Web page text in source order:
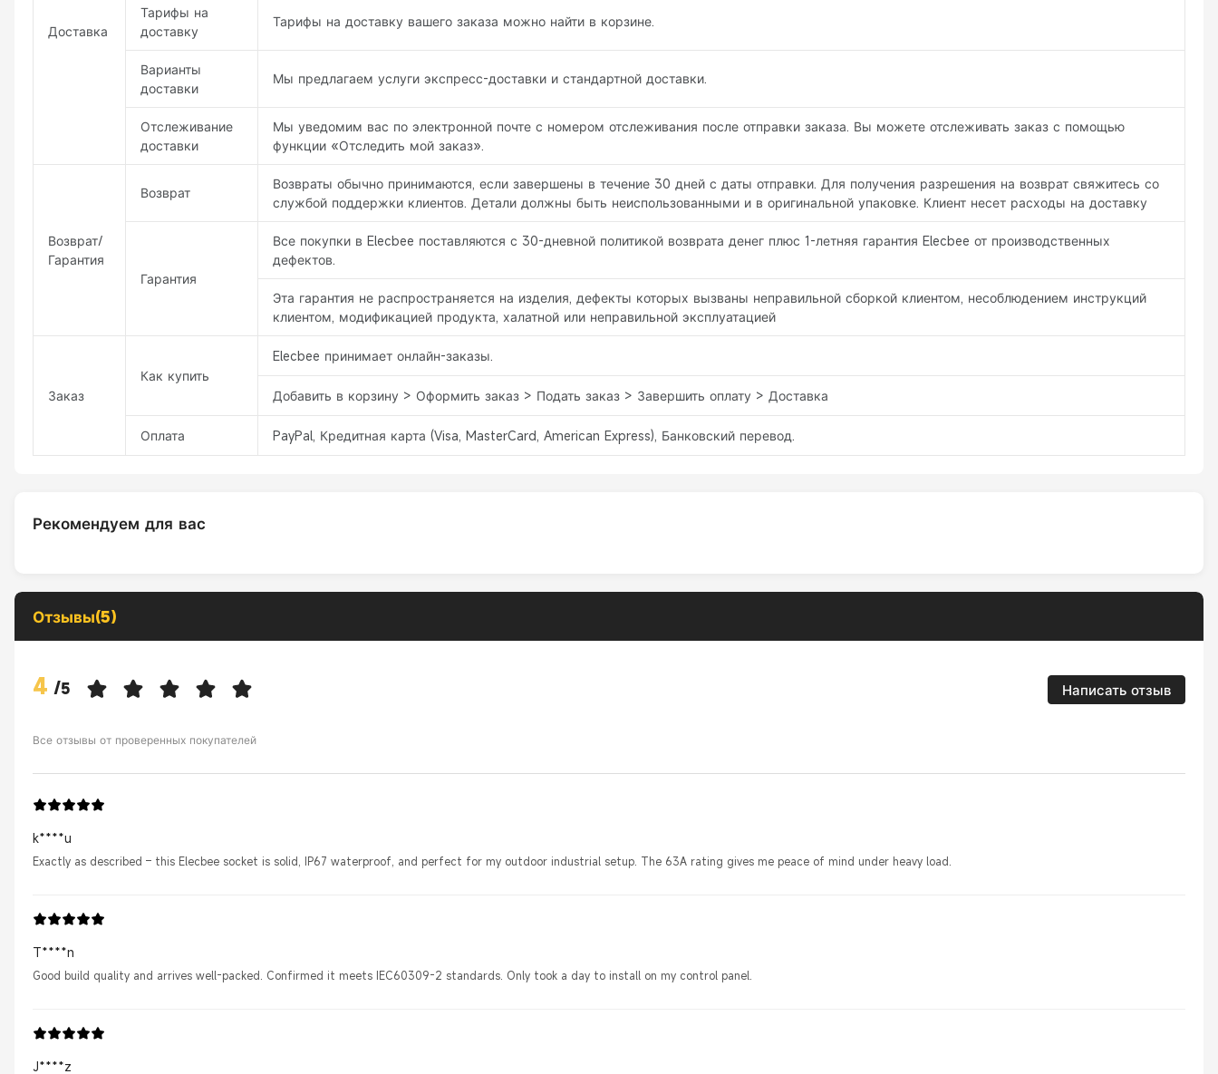
Доставка
Тарифы на
доставку
Тарифы на доставку вашего заказа можно найти в корзине.
Варианты
доставки
Мы предлагаем услуги экспресс-доставки и стандартной доставки.
Отслеживание
доставки
Мы уведомим вас по электронной почте с номером отслеживания после отправки заказа. Вы можете отслеживать заказ с помощью
функции «Отследить мой заказ».
Возврат/
Гарантия
Возврат
Возвраты обычно принимаются, если завершены в течение 30 дней с даты отправки. Для получения разрешения на возврат свяжитесь со
службой поддержки клиентов. Детали должны быть неиспользованными и в оригинальной упаковке. Клиент несет расходы на доставку
Гарантия
Все покупки в Elecbee поставляются с 30-дневной политикой возврата денег плюс 1-летняя гарантия Elecbee от производственных
дефектов.
Эта гарантия не распространяется на изделия, дефекты которых вызваны неправильной сборкой клиентом, несоблюдением инструкций
клиентом, модификацией продукта, халатной или неправильной эксплуатацией
Заказ
Как купить
Elecbee принимает онлайн-заказы.
Добавить в корзину > Оформить заказ > Подать заказ > Завершить оплату > Доставка
Оплата PayPal, Кредитная карта (Visa, MasterCard, American Express), Банковский перевод.
Рекомендуем для вас
Отзывы(5)
4 /5 Написать отзыв
Все отзывы от проверенных покупателей
k****u
Exactly as described – this Elecbee socket is solid, IP67 waterproof, and perfect for my outdoor industrial setup. The 63A rating gives me peace of mind under heavy load.
T****n
Good build quality and arrives well-packed. Confirmed it meets IEC60309-2 standards. Only took a day to install on my control panel.
J****z